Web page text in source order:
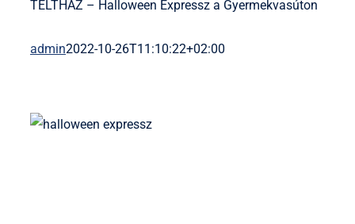
TELTHÁZ – Halloween Expressz a Gyermekvasúton
admin2022-10-26T11:10:22+02:00